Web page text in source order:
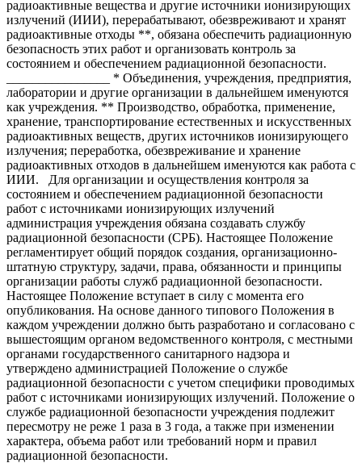
радиоактивные вещества и другие источники ионизирующих
излучений (ИИИ), перерабатывают, обезвреживают и хранят
радиоактивные отходы **, обязана обеспечить радиационную
безопасность этих работ и организовать контроль за
состоянием и обеспечением радиационной безопасности.
________________ * Объединения, учреждения, предприятия,
лаборатории и другие организации в дальнейшем именуются
как учреждения. ** Производство, обработка, применение,
хранение, транспортирование естественных и искусственных
радиоактивных веществ, других источников ионизирующего
излучения; переработка, обезвреживание и хранение
радиоактивных отходов в дальнейшем именуются как работа с
ИИИ. Для организации и осуществления контроля за
состоянием и обеспечением радиационной безопасности
работ с источниками ионизирующих излучений
администрация учреждения обязана создавать службу
радиационной безопасности (СРБ). Настоящее Положение
регламентирует общий порядок создания, организационно-
штатную структуру, задачи, права, обязанности и принципы
организации работы служб радиационной безопасности.
Настоящее Положение вступает в силу с момента его
опубликования. На основе данного типового Положения в
каждом учреждении должно быть разработано и согласовано с
вышестоящим органом ведомственного контроля, с местными
органами государственного санитарного надзора и
утверждено администрацией Положение о службе
радиационной безопасности с учетом специфики проводимых
работ с источниками ионизирующих излучений. Положение о
службе радиационной безопасности учреждения подлежит
пересмотру не реже 1 раза в 3 года, а также при изменении
характера, объема работ или требований норм и правил
радиационной безопасности.